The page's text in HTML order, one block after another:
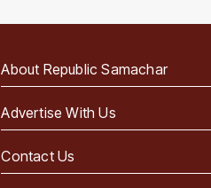
About Republic Samachar
Advertise With Us
Contact Us